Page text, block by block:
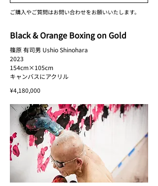
ご購入やご質問はお問い合わせをお願いいたします。
Black & Orange Boxing on Gold
篠原 有司男 Ushio Shinohara
2023
154cm×105cm
キャンバスにアクリル
¥4,180,000